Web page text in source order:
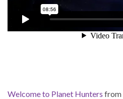
Welcome to Planet Hunters from